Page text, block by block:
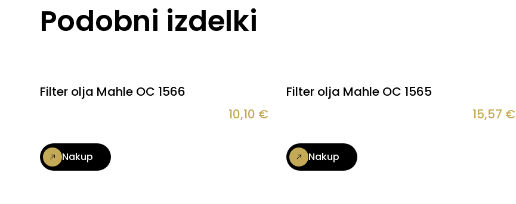
Podobni izdelki
Filter olja Mahle OC 1566
10,10 €
Nakup
Filter olja Mahle OC 1565
15,57 €
Nakup